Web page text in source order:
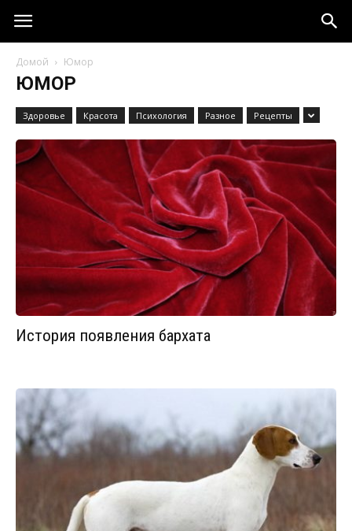
Домой Юмор
ЮМОР
Здоровье Красота Психология Разное Рецепты
История появления бархата